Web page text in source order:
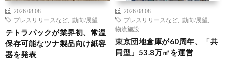
2026.08.08
プレスリリースなど
動向/展望
テトラパックが業界初、常温
保存可能なツナ製品向け紙容
器を発表
2026.08.08
プレスリリースなど
動向/展望
物流施設
東京団地倉庫が60周年、「共
同型」53.8万㎡を運営